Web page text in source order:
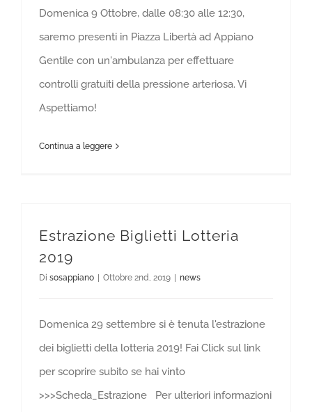
Domenica 9 Ottobre, dalle 08:30 alle 12:30,
saremo presenti in Piazza Libertà ad Appiano
Gentile con un'ambulanza per effettuare
controlli gratuiti della pressione arteriosa. Vi
Aspettiamo!
Continua a leggere
Estrazione Biglietti Lotteria
2019
Di sosappiano Ottobre 2nd, 2019 news
Domenica 29 settembre si è tenuta l'estrazione
dei biglietti della lotteria 2019! Fai Click sul link
per scoprire subito se hai vinto
>>>Scheda_Estrazione Per ulteriori informazioni